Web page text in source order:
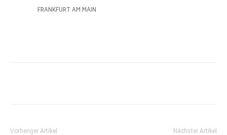
Vorheriger Artikel Nächster Artikel